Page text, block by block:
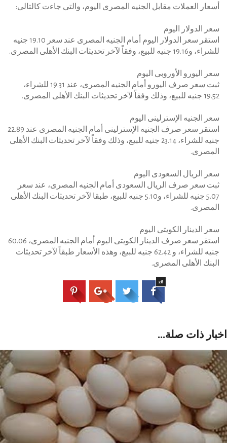
أسعار العملات مقابل الجنيه المصرى اليوم، والتى جاءت كالتالى:
سعر الدولار اليوم
استقر سعر الدولار اليوم أمام الجنيه المصرى عند سعر 19.10 جنيه
للشراء، و19.16 جنيه للبيع، وفقاً لآخر تحديثات البنك الأهلى المصرى.
سعر اليورو الأوروبى اليوم
ثبت سعر صرف اليورو أمام الجنيه المصرى، عند 19.31 للشراء،
19.52 جنيه للبيع، وذلك وفقاً لآخر تحديثات البنك الأهلى المصرى.
سعر الجنيه الإسترلينى اليوم
استقر سعر صرف الجنيه الإسترلينى أمام الجنيه المصرى عند 22.89
جنيه للشراء، 23.14 جنيه للبيع، وذلك وفقاً لآخر تحديثات البنك الأهلى
المصرى.
سعر الريال السعودى اليوم
ثبت سعر صرف الريال السعودى أمام الجنيه المصرى، عند سعر
5.07 جنيه للشراء، و5.10 جنيه للبيع، طبقا لآخر تحديثات البنك الأهلى
المصرى.
سعر الدينار الكويتى اليوم
استقر سعر صرف الدينار الكويتى اليوم أمام الجنيه المصرى، 60.06
جنيه للشراء، و 62.42 جنيه للبيع، وهذه الأسعار طبقاً لآخر تحديثات
البنك الأهلى المصرى.
ذات صلة...